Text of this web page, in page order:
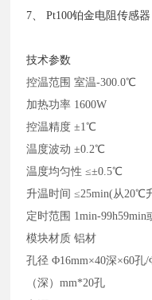
7、 Pt100铂金电阻传感器
技术参数
控温范围 室温-300.0℃
加热功率 1600W
控温精度 ±1℃
温度波动 ±0.2℃
温度均匀性 ≤±0.5℃
升温时间 ≤25min(从20℃
定时范围 1min-99h59min
模块材质 铝材
孔径 Φ16mm×40深×60孔
（深）mm*20孔